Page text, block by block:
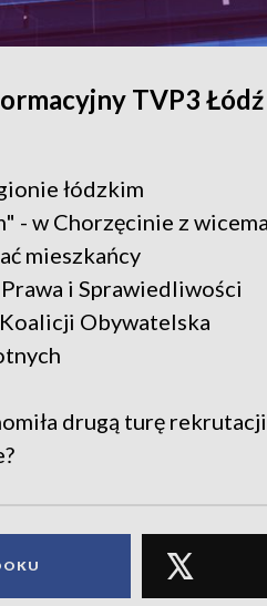
TVP3 Łódź
łódzkim
- w Chorzęcinie z
mieszkańcy
i Sprawiedliwości
Obywatelska
drugą turę rekrutacji